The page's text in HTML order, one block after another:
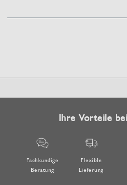
Ihre Vorteile
Fachkundige
Beratung
Flexible
Lieferung